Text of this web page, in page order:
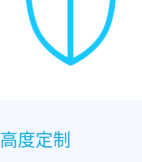
高度定制